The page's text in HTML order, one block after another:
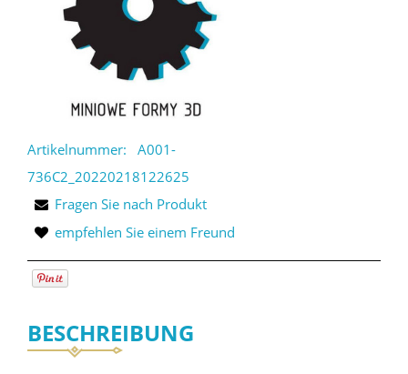
Artikelnummer:
A001-
736C2_20220218122625
Fragen Sie nach Produkt
empfehlen Sie einem Freund
BESCHREIBUNG